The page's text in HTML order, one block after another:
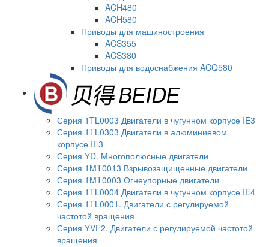
ACH480
ACH580
Приводы для машиностроения
ACS355
ACS380
Приводы для водоснабжения ACQ580
Серия 1TL0003 Двигатели в чугунном корпусе IE3
Серия 1TL0303 Двигатели в алюминиевом
корпусе IE3
Серия YD. Многополюсные двигатели
Серия 1MT0013 Взрывозащищенные двигатели
Серия 1MT0003 Огнеупорные двигатели
Серия 1TL0004 Двигатели в чугунном корпусе IE4
Серия 1TL0001. Двигатели с регулируемой
частотой вращения
Серия YVF2. Двигатели с регулируемой частотой
вращения